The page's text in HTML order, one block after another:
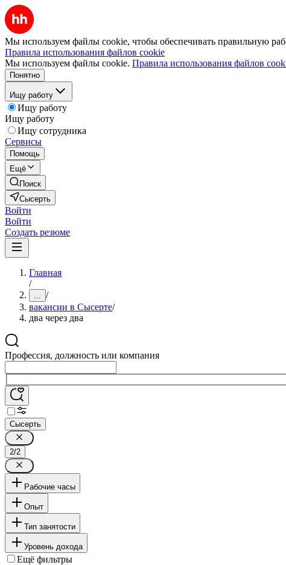
Мы используем файлы cookie, чтобы обеспечивать правильную
Правила использования файлов cookie
Мы используем файлы cookie. Правила использования файлов
Понятно
Ищу работу
Ищу работу
Ищу работу
Ищу сотрудника
Сервисы
Помощь
Ещё
Поиск
Сысерть
Войти
Войти
Создать резюме
Главная
/
... /
вакансии в Сысерте/
два через два
Профессия, должность или компания
Сысерть
2/2
Рабочие часы
Опыт
Тип занятости
Уровень дохода
Ещё фильтры